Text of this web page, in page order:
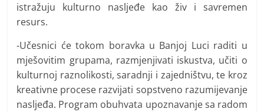
istražuju kulturno nasljeđe kao živ i savremen
resurs.
-Učesnici će tokom boravka u Banjoj Luci raditi u
mješovitim grupama, razmjenjivati iskustva, učiti o
kulturnoj raznolikosti, saradnji i zajedništvu, te kroz
kreativne procese razvijati sopstveno razumijevanje
nasljeđa. Program obuhvata upoznavanje sa radom